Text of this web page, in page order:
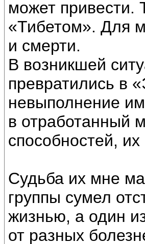
может привести.
«Тибетом». Для
и смерти.
В возникшей
превратились в
невыполнение
в отработанный
способностей,
Судьба их мне
группы сумел
жизнью, а один
от разных